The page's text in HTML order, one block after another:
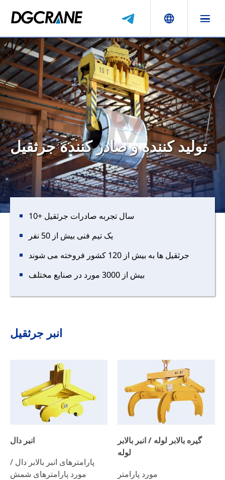
تولید کننده و صادر کننده جرثقیل
10+ سال تجربه صادرات جرثقیل
یک تیم فنی بیش از 50 نفر
جرثقیل ها به بیش از 120 کشور فروخته می شوند
بیش از 3000 مورد در صنایع مختلف
انبر جرثقیل
انبر دال
پارامترهای انبر بالابر دال /
مورد پارامترهای شمش
گیره بالابر لوله / انبر بالابر
لوله
مورد پارامتر